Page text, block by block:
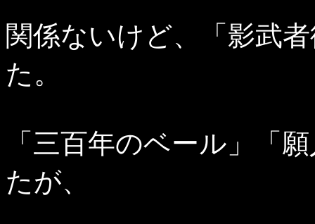
関係ないけど、「影武
た。
「三百年のベール」「
たが、